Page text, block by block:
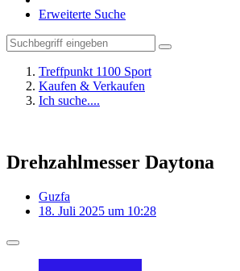
Erweiterte Suche
Treffpunkt 1100 Sport
Kaufen & Verkaufen
Ich suche....
Drehzahlmesser Daytona
Guzfa
18. Juli 2025 um 10:28